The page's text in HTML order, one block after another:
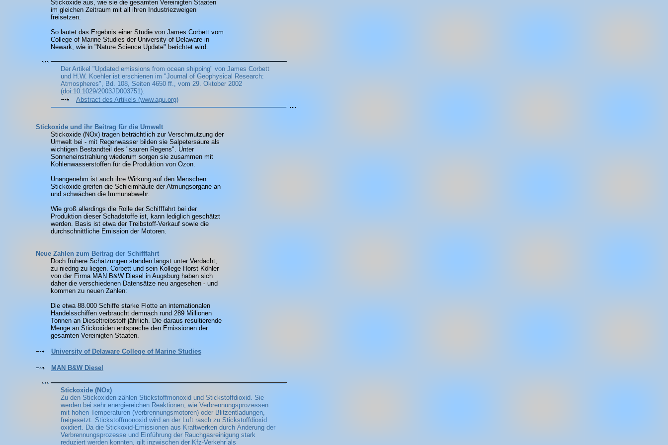
Stickoxide aus, wie sie die gesamten Vereinigten Staaten
im gleichen Zeitraum mit all ihren Industriezweigen
freisetzen.
So lautet das Ergebnis einer Studie von James Corbett vom
College of Marine Studies der University of Delaware in
Newark, wie in "Nature Science Update" berichtet wird.
Der Artikel "Updated emissions from ocean shipping" von James Corbett
und H.W. Koehler ist erschienen im "Journal of Geophysical Research:
Atmospheres", Bd. 108, Seiten 4650 ff., vom 29. Oktober 2002
(doi:10.1029/2003JD003751).
Abstract des Artikels (www.agu.org)
Stickoxide und ihr Beitrag für die Umwelt
Stickoxide (NOx) tragen beträchtlich zur Verschmutzung der
Umwelt bei - mit Regenwasser bilden sie Salpetersäure als
wichtigen Bestandteil des "sauren Regens". Unter
Sonneneinstrahlung wiederum sorgen sie zusammen mit
Kohlenwasserstoffen für die Produktion von Ozon.
Unangenehm ist auch ihre Wirkung auf den Menschen:
Stickoxide greifen die Schleimhäute der Atmungsorgane an
und schwächen die Immunabwehr.
Wie groß allerdings die Rolle der Schifffahrt bei der
Produktion dieser Schadstoffe ist, kann lediglich geschätzt
werden. Basis ist etwa der Treibstoff-Verkauf sowie die
durchschnittliche Emission der Motoren.
Neue Zahlen zum Beitrag der Schifffahrt
Doch frühere Schätzungen standen längst unter Verdacht,
zu niedrig zu liegen. Corbett und sein Kollege Horst Köhler
von der Firma MAN B&W Diesel in Augsburg haben sich
daher die verschiedenen Datensätze neu angesehen - und
kommen zu neuen Zahlen:
Die etwa 88.000 Schiffe starke Flotte an internationalen
Handelsschiffen verbraucht demnach rund 289 Millionen
Tonnen an Dieseltreibstoff jährlich. Die daraus resultierende
Menge an Stickoxiden entspreche den Emissionen der
gesamten Vereinigten Staaten.
University of Delaware College of Marine Studies
MAN B&W Diesel
Stickoxide (NOx)
Zu den Stickoxiden zählen Stickstoffmonoxid und Stickstoffdioxid. Sie
werden bei sehr energiereichen Reaktionen, wie Verbrennungsprozessen
mit hohen Temperaturen (Verbrennungsmotoren) oder Blitzentladungen,
freigesetzt. Stickstoffmonoxid wird an der Luft rasch zu Stickstoffdioxid
oxidiert. Da die Stickoxid-Emissionen aus Kraftwerken durch Änderung der
Verbrennungsprozesse und Einführung der Rauchgasreinigung stark
reduziert werden konnten, gilt inzwischen der Kfz-Verkehr als